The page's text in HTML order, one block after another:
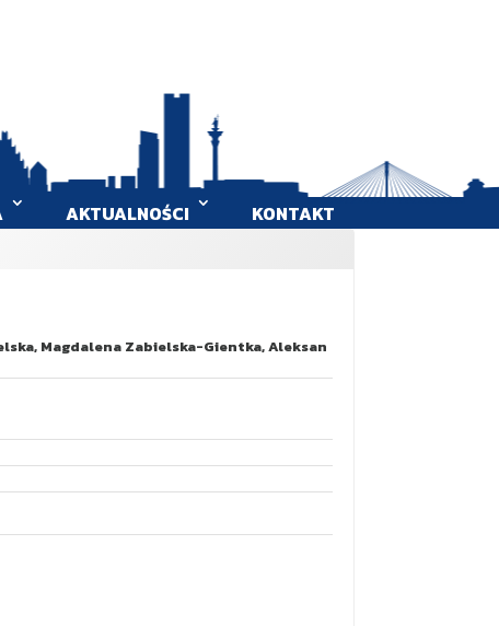
AKTUALNOŚCI KONTAKT
Magdalena Zabielska-Gientka, Aleksan